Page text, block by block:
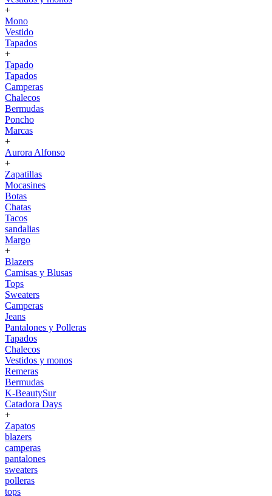
+
Mono
Vestido
Tapados
+
Tapado
Tapados
Camperas
Chalecos
Bermudas
Poncho
Marcas
+
Aurora Alfonso
+
Zapatillas
Mocasines
Botas
Chatas
Tacos
sandalias
Margo
+
Blazers
Camisas y Blusas
Tops
Sweaters
Camperas
Jeans
Pantalones y Polleras
Tapados
Chalecos
Vestidos y monos
Remeras
Bermudas
K-BeautySur
Catadora Days
+
Zapatos
blazers
camperas
pantalones
sweaters
polleras
tops